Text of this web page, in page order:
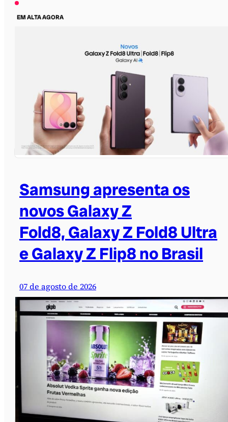
EM ALTA AGORA
Samsung apresenta os
novos Galaxy Z
Fold8, Galaxy Z Fold8 Ultra
e Galaxy Z Flip8 no Brasil
07 de agosto de 2026